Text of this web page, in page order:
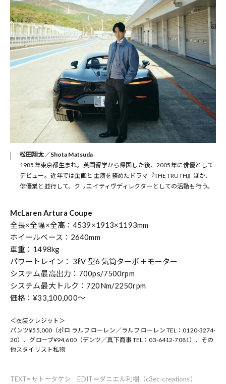
松田翔太／Shota Matsuda
1985年東京都生まれ。英国留学から帰国した後、2005年に俳優として
デビュー。近年では企画と主演を務めたドラマ『THE TRUTH』ほか、
俳優業と並行して、クリエイティヴディレクターとしての活動も行う。
McLaren Artura Coupe
全長×全幅×全高：4539×1913×1193mm
ホイールベース：2640mm
車重：1498kg
パワートレイン： 3ℓV 型6 気筒ターボ＋モーター
システム最高出力：700ps/7500rpm
システム最大トルク：720Nm/2250rpm
価格：¥33,100,000～
＜衣装クレジット＞
パンツ¥55,000（ポロ ラルフ ローレン／ラルフ ローレン TEL：0120-3274-
20）、グローブ¥94,600（デンツ／真下商事 TEL：03-6412-7081）、その
他スタイリスト私物
TEXT=サトータケシ EDIT＝ダニエル利樹（c3ec-creations）